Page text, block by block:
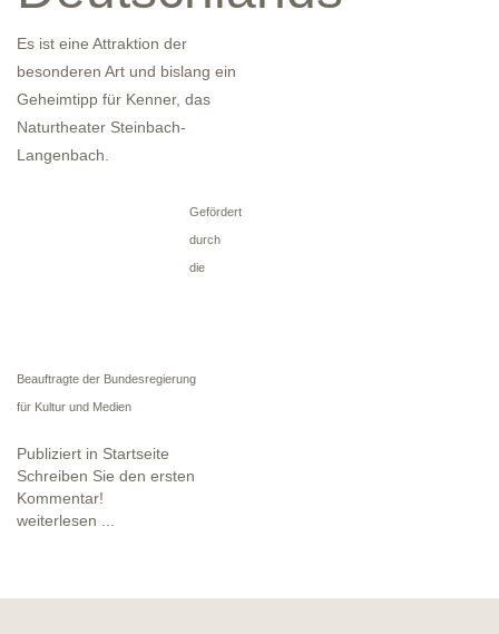
Es ist eine Attraktion der
besonderen Art und bislang ein
Geheimtipp für Kenner, das
Naturtheater Steinbach-
Langenbach.
Gefördert
durch
die
Beauftragte der Bundesregierung
für Kultur und Medien
Publiziert in Startseite
Schreiben Sie den ersten
Kommentar!
weiterlesen ...